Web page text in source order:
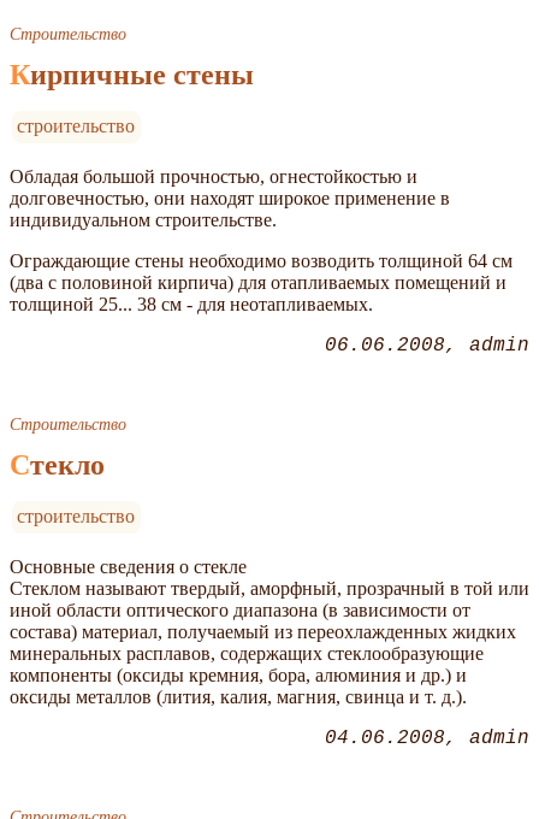
Строительство
Кирпичные стены
строительство
Обладая большой прочностью, огнестойкостью и
долговечностью, они находят широкое применение в
индивидуальном строительстве.
Ограждающие стены необходимо возводить толщиной 64 см
(два с половиной кирпича) для отапливаемых помещений и
толщиной 25... 38 см - для неотапливаемых.
06.06.2008 admin
Строительство
Стекло
строительство
Основные сведения о стекле
Стеклом называют твердый, аморфный, прозрачный в той или
иной области оптического диапазона (в зависимости от
состава) материал, получаемый из переохлажденных жидких
минеральных расплавов, содержащих стеклообразующие
компоненты (оксиды кремния, бора, алюминия и др.) и
оксиды металлов (лития, калия, магния, свинца и т. д.).
04.06.2008 admin